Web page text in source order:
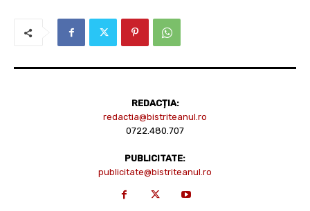
REDACȚIA:
redactia@bistriteanul.ro
0722.480.707
PUBLICITATE:
publicitate@bistriteanul.ro